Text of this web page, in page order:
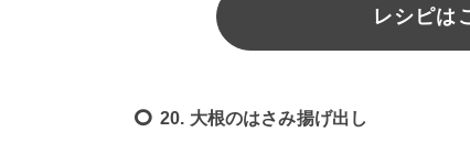
レシピは
20. 大根のはさみ揚げ出し